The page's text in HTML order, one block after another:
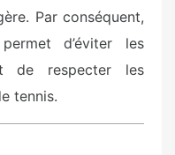
Par conséquent,
d’éviter les
de respecter les
tennis.